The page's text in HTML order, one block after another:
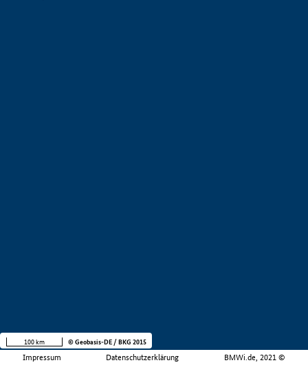
Impressum Datenschutzerklärung BMWi.de, 2021 ©
100 km © Geobasis-DE / BKG 2015